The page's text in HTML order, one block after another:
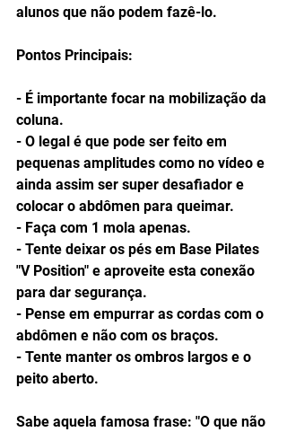
alunos que não podem fazê-lo.
Pontos Principais:
- É importante focar na mobilização da
coluna.
- O legal é que pode ser feito em
pequenas amplitudes como no vídeo e
ainda assim ser super desafiador e
colocar o abdômen para queimar.
- Faça com 1 mola apenas.
- Tente deixar os pés em Base Pilates
"V Position" e aproveite esta conexão
para dar segurança.
- Pense em empurrar as cordas com o
abdômen e não com os braços.
- Tente manter os ombros largos e o
peito aberto.
Sabe aquela famosa frase: "O que não